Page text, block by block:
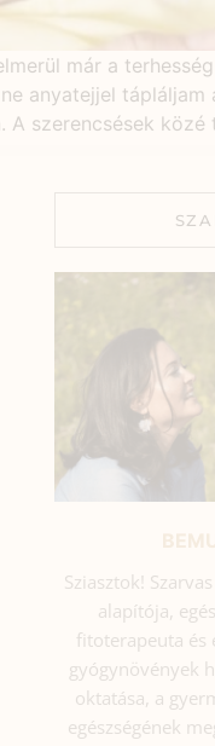
már a
anyatejjel
A szerencsések
Sziasztok!
alapítója,
fitoterapeuta és
gyógynövények
oktatása, a
egészségének